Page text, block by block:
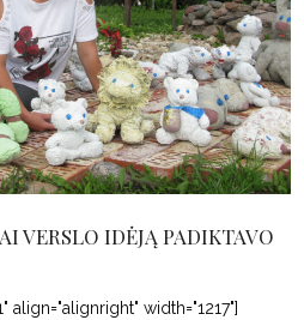
VERSLO IDĖJĄ PADIKTAVO
align="alignright" width="1217"]